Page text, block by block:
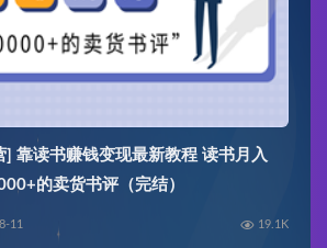
] 靠读书赚钱变现最新教程 读书月入
的卖货书评（完结）
11 19.1K